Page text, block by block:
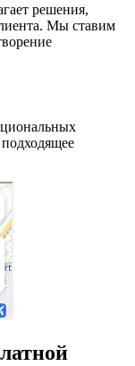
решения,
Мы ставим